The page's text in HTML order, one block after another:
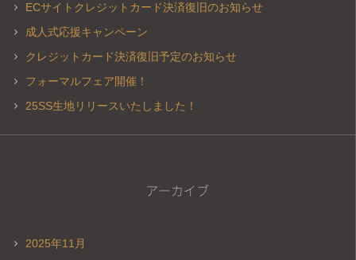
ECサイトクレジットカード決済復旧のお知らせ
成人式応援キャンペーン
クレジットカード決済復旧予定のお知らせ
フォーマルフェア開催！
25SS生地リリースいたしました！
アーカイブ
2025年11月